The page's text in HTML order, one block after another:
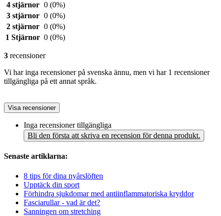
4 stjärnor 0 (0%)
3 stjärnor 0 (0%)
2 stjärnor 0 (0%)
1 Stjärnor 0 (0%)
3 recensioner
Vi har inga recensioner på svenska ännu, men vi har 1 recensioner
tillgängliga på ett annat språk.
Visa recensioner
Inga recensioner tillgängliga
Bli den första att skriva en recension för denna produkt.
Senaste artiklarna:
8 tips för dina nyårslöften
Upptäck din sport
Förhindra sjukdomar med antiinflammatoriska kryddor
Fasciarullar - vad är det?
Sanningen om stretching